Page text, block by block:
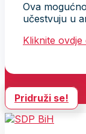
Ova
učestvuju u
Kliknite
Pridruži se!